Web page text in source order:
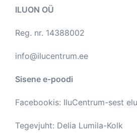
ILUON OÜ
Reg. nr. 14388002
info@ilucentrum.ee
Sisene e-poodi
Facebookis: IluCentrum-sest
Tegevjuht: Delia Lumila-Kolk